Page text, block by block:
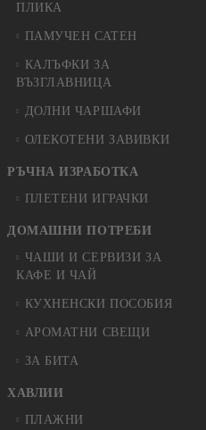
ПЛИКА
ПАМУЧЕН САТЕН
КАЛЪФКИ ЗА
ВЪЗГЛАВНИЦА
ДОЛНИ ЧАРШАФИ
ОЛЕКОТЕНИ ЗАВИВКИ
РЪЧНА ИЗРАБОТКА
ПЛЕТЕНИ ИГРАЧКИ
ДОМАШНИ ПОТРЕБИ
ЧАШИ И СЕРВИЗИ ЗА
КАФЕ И ЧАЙ
КУХНЕНСКИ ПОСОБИЯ
АРОМАТНИ СВЕЩИ
ЗА БИТА
ХАВЛИИ
ПЛАЖНИ